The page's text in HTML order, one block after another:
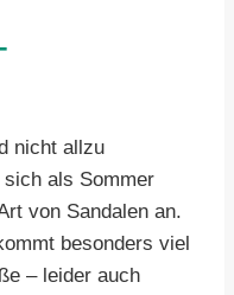
nicht allzu
sich als Sommer
von Sandalen an.
besonders viel
– leider auch